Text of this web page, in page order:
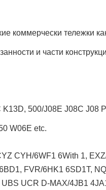
коммерчески тележки
и части
500/J08E J08C J08
W06E etc.
CYH/6WF1 6With 1,
FVR/6HK1 6SD1T,
UCR D-MAX/4JB1